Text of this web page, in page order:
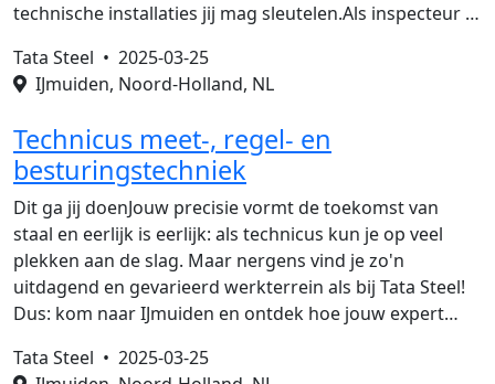
technische installaties jij mag sleutelen.Als inspecteur …
Tata Steel • 2025-03-25
IJmuiden, Noord-Holland, NL
Technicus meet-, regel- en
besturingstechniek
Dit ga jij doenJouw precisie vormt de toekomst van
staal en eerlijk is eerlijk: als technicus kun je op veel
plekken aan de slag. Maar nergens vind je zo'n
uitdagend en gevarieerd werkterrein als bij Tata Steel!
Dus: kom naar IJmuiden en ontdek hoe jouw expert…
Tata Steel • 2025-03-25